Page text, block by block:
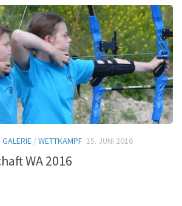
GALERIE /WETTKAMPF 15. JUNI 2016
WA 2016